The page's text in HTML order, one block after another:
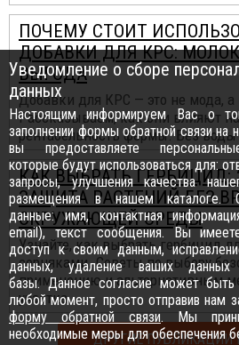
ПОЧЕМУ СТОИТ
ДОБАВКИ ДЛЯ КРС:
ВЫГОДА
Добавки для КРС — это не мода, а
Рассказываем, как они влияют
рентабельность фермы. Без воды
КАК ВЫБРАТЬ ГЕРБИЦИД:
ЗАЩИТА РАСТЕНИЙ БЕЗ
ОКРУЖАЮЩЕЙ СРЕДЫ
Узнайте, как выбрать гербицид
сорняками. Советы по выбору
применению и альтернативным
участка...
ДРУГИЕ ПУБЛИКАЦИИ
Уведомление о сборе
данных
Настоящим информируем Вас о
заполнении формы обратной связи на
вы предоставляете
которые будут использоваться для:
запросы, улучшения качества
размещения в нашем каталоге.
данные: имя, контактная
email), текст сообщения. Вы
доступ к своим данным,
данных, удаление ваших
базы. Данное согласие может быть
любой момент, просто отправив нам
форму обратной связи. Мы
необходимые меры для обеспечения